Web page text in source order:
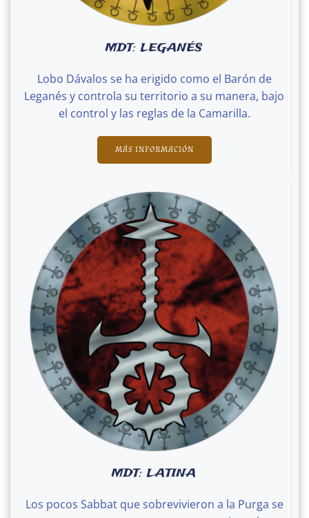
MDT: LEGANÉS
Lobo Dávalos se ha erigido como el Barón de
Leganés y controla su territorio a su manera, bajo
el control y las reglas de la Camarilla.
MÁS INFORMACIÓN
MDT: LATINA
Los pocos Sabbat que sobrevivieron a la Purga se